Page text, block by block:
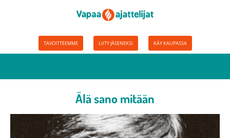
TAVOITTEEMME LIITY JÄSENEKSI KÄY KAUPASSA
Älä sano mitään